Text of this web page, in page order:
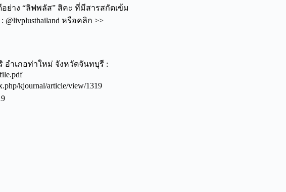
ย่าง “ลิฟพลัส” สิคะ ที่มีสารสกัดเข้ม
หรือคลิก >>
อําเภอท่าใหม่ จังหวัดจันทบุรี :
kjournal/article/view/1319